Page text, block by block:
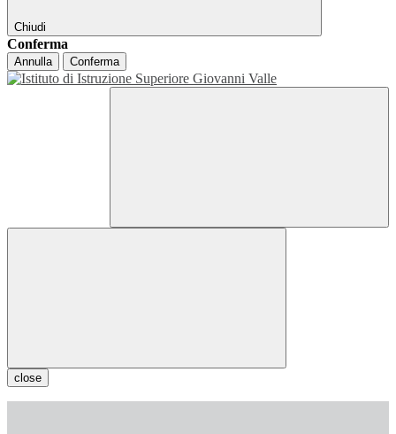
Chiudi
Conferma
Annulla Conferma
close